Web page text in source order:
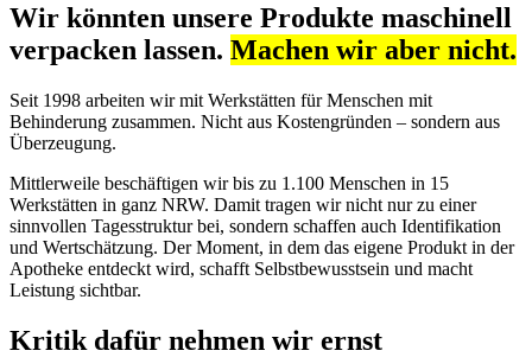
Wir könnten unsere Produkte maschinell
verpacken lassen. Machen wir aber nicht.
Seit 1998 arbeiten wir mit Werkstätten für Menschen mit
Behinderung zusammen. Nicht aus Kostengründen – sondern aus
Überzeugung.
Mittlerweile beschäftigen wir bis zu 1.100 Menschen in 15
Werkstätten in ganz NRW. Damit tragen wir nicht nur zu einer
sinnvollen Tagesstruktur bei, sondern schaffen auch Identifikation
und Wertschätzung. Der Moment, in dem das eigene Produkt in der
Apotheke entdeckt wird, schafft Selbstbewusstsein und macht
Leistung sichtbar.
Kritik dafür nehmen wir ernst